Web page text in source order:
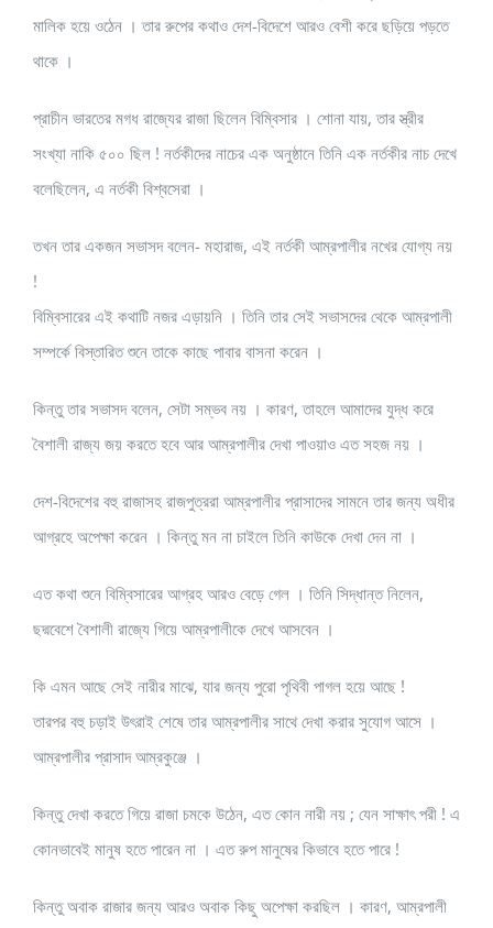
মালিক হয়ে ওঠেন । তার রুপের কথাও দেশ-বিদেশে আরও বেশী করে ছড়িয়ে পড়তে
থাকে ।
প্রাচীন ভারতের মগধ রাজ্যের রাজা ছিলেন বিম্বিসার । শোনা যায়, তার স্ত্রীর
সংখ্যা নাকি ৫০০ ছিল ! নর্তকীদের নাচের এক অনুষ্ঠানে তিনি এক নর্তকীর নাচ দেখে
বলেছিলেন, এ নর্তকী বিশ্বসেরা ।
তখন তার একজন সভাসদ বলেন- মহারাজ, এই নর্তকী আম্রপালীর নখের যোগ্য নয়
!
বিম্বিসারের এই কথাটি নজর এড়ায়নি । তিনি তার সেই সভাসদের থেকে আম্রপালী
সম্পর্কে বিস্তারিত শুনে তাকে কাছে পাবার বাসনা করেন ।
কিন্তু তার সভাসদ বলেন, সেটা সম্ভব নয় । কারণ, তাহলে আমাদের যুদ্ধ করে
বৈশালী রাজ্য জয় করতে হবে আর আম্রপালীর দেখা পাওয়াও এত সহজ নয় ।
দেশ-বিদেশের বহু রাজাসহ রাজপুত্ররা আম্রপালীর প্রাসাদের সামনে তার জন্য অধীর
আগ্রহে অপেক্ষা করেন । কিন্তু মন না চাইলে তিনি কাউকে দেখা দেন না ।
এত কথা শুনে বিম্বিসারের আগ্রহ আরও বেড়ে গেল । তিনি সিদ্ধান্ত নিলেন,
ছদ্মবেশে বৈশালী রাজ্যে গিয়ে আম্রপালীকে দেখে আসবেন ।
কি এমন আছে সেই নারীর মাঝে, যার জন্য পুরো পৃথিবী পাগল হয়ে আছে !
তারপর বহু চড়াই উৎরাই শেষে তার আম্রপালীর সাথে দেখা করার সুযোগ আসে ।
আম্রপালীর প্রাসাদ আম্রকুঞ্জে ।
কিন্তু দেখা করতে গিয়ে রাজা চমকে উঠেন, এত কোন নারী নয় ; যেন সাক্ষাৎ পরী ! এ
কোনভাবেই মানুষ হতে পারেন না । এত রুপ মানুষের কিভাবে হতে পারে !
কিন্তু অবাক রাজার জন্য আরও অবাক কিছু অপেক্ষা করছিল । কারণ, আম্রপালী